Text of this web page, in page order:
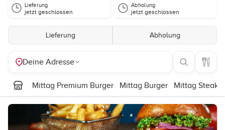
Lieferung
jetzt geschlossen
Abholung
jetzt geschlossen
Lieferung Abholung
Deine Adresse
Mittag Premium Burger Mittag Burger Mittag Steak